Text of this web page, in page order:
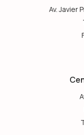
Av. Javier